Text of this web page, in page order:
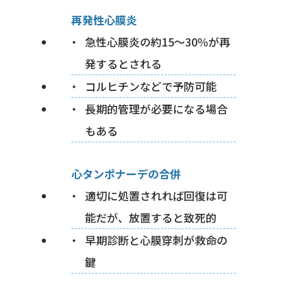
再発性心膜炎
急性心膜炎の約15〜30％が再
発するとされる
コルヒチンなどで予防可能
長期的管理が必要になる場合
もある
心タンポナーデの合併
適切に処置されれば回復は可
能だが、放置すると致死的
早期診断と心膜穿刺が救命の
鍵